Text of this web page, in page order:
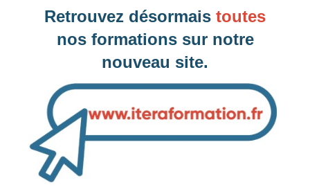
Formations similaires :
Administration de Prestashop (éligible CPF)
Mise en place WordPress et SEO
Wordpress : Administration des éléments textuels d'un site
Internet
Wordpress : Administration technique
Naviguez vers la droite pour en voir davantage
Retrouvez désormais toutes
nos formations sur notre
nouveau site.